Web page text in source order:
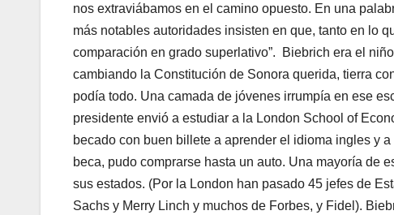
nos extraviábamos en el camino opuesto. En una
más notables autoridades insisten en que, tanto en lo
comparación en grado superlativo”. Biebrich era el
cambiando la Constitución de Sonora querida, tierra
podía todo. Una camada de jóvenes irrumpía en ese
presidente envió a estudiar a la London School of
becado con buen billete a aprender el idioma ingles y
beca, pudo comprarse hasta un auto. Una mayoría de
sus estados. (Por la London han pasado 45 jefes de
Sachs y Merry Linch y muchos de Forbes, y Fidel).